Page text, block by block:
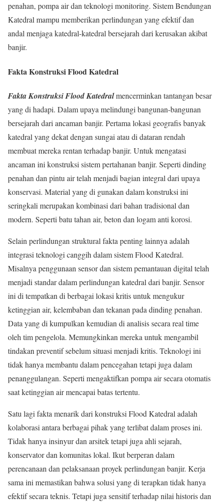
penahan, pompa air dan teknologi monitoring. Sistem Bendungan
Katedral mampu memberikan perlindungan yang efektif dan
andal menjaga katedral-katedral bersejarah dari kerusakan akibat
banjir.
Fakta Konstruksi Flood Katedral
Fakta Konstruksi Flood Katedralmencerminkan tantangan besar
yang di hadapi. Dalam upaya melindungi bangunan-bangunan
bersejarah dari ancaman banjir. Pertama lokasi geografis banyak
katedral yang dekat dengan sungai atau di dataran rendah
membuat mereka rentan terhadap banjir. Untuk mengatasi
ancaman ini konstruksi sistem pertahanan banjir. Seperti dinding
penahan dan pintu air telah menjadi bagian integral dari upaya
konservasi. Material yang di gunakan dalam konstruksi ini
seringkali merupakan kombinasi dari bahan tradisional dan
modern. Seperti batu tahan air, beton dan logam anti korosi.
Selain perlindungan struktural fakta penting lainnya adalah
integrasi teknologi canggih dalam sistem Flood Katedral.
Misalnya penggunaan sensor dan sistem pemantauan digital telah
menjadi standar dalam perlindungan katedral dari banjir. Sensor
ini di tempatkan di berbagai lokasi kritis untuk mengukur
ketinggian air, kelembaban dan tekanan pada dinding penahan.
Data yang di kumpulkan kemudian di analisis secara real time
oleh tim pengelola. Memungkinkan mereka untuk mengambil
tindakan preventif sebelum situasi menjadi kritis. Teknologi ini
tidak hanya membantu dalam pencegahan tetapi juga dalam
penanggulangan. Seperti mengaktifkan pompa air secara otomatis
saat ketinggian air mencapai batas tertentu.
Satu lagi fakta menarik dari konstruksi Flood Katedral adalah
kolaborasi antara berbagai pihak yang terlibat dalam proses ini.
Tidak hanya insinyur dan arsitek tetapi juga ahli sejarah,
konservator dan komunitas lokal. Ikut berperan dalam
perencanaan dan pelaksanaan proyek perlindungan banjir. Kerja
sama ini memastikan bahwa solusi yang di terapkan tidak hanya
efektif secara teknis. Tetapi juga sensitif terhadap nilai historis dan